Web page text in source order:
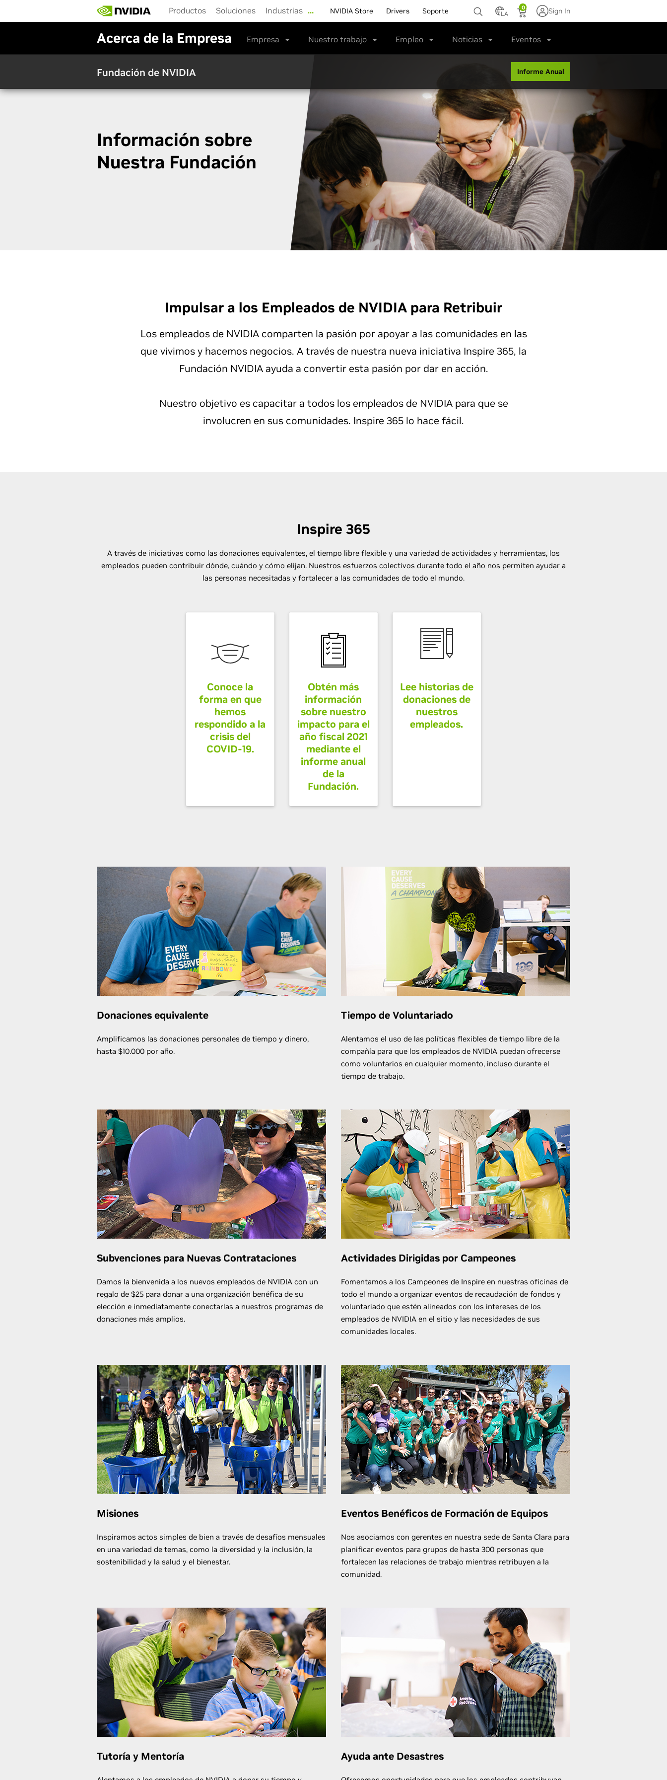
main
Productos Soluciones Industrias … NVIDIA Store Drivers Soporte LA
0 Sign In
Acerca de la Empresa Empresa Nuestro trabajo Empleo Noticias Eventos
Fundación de NVIDIA Informe Anual
Información sobre
Nuestra Fundación
Impulsar a los Empleados de NVIDIA para Retribuir
Los empleados de NVIDIA comparten la pasión por apoyar a las comunidades en las
que vivimos y hacemos negocios. A través de nuestra nueva iniciativa Inspire 365, la
Fundación NVIDIA ayuda a convertir esta pasión por dar en acción.
Nuestro objetivo es capacitar a todos los empleados de NVIDIA para que se
involucren en sus comunidades. Inspire 365 lo hace fácil.
Inspire 365
A través de iniciativas como las donaciones equivalentes, el tiempo libre flexible y una variedad de actividades y herramientas, los
empleados pueden contribuir dónde, cuándo y cómo elijan. Nuestros esfuerzos colectivos durante todo el año nos permiten ayudar a
las personas necesitadas y fortalecer a las comunidades de todo el mundo.
Conoce la
forma en que
hemos
respondido a la
crisis del
COVID-19.
Obtén más
información
sobre nuestro
impacto para el
año fiscal 2021
mediante el
informe anual
de la
Fundación.
Lee historias de
donaciones de
nuestros
empleados.
Donaciones equivalente
Amplificamos las donaciones personales de tiempo y dinero,
hasta $10.000 por año.
Tiempo de Voluntariado
Alentamos el uso de las políticas flexibles de tiempo libre de la
compañía para que los empleados de NVIDIA puedan ofrecerse
como voluntarios en cualquier momento, incluso durante el
tiempo de trabajo.
Subvenciones para Nuevas Contrataciones
Damos la bienvenida a los nuevos empleados de NVIDIA con un
regalo de $25 para donar a una organización benéfica de su
elección e inmediatamente conectarlas a nuestros programas de
donaciones más amplios.
Actividades Dirigidas por Campeones
Fomentamos a los Campeones de Inspire en nuestras oficinas de
todo el mundo a organizar eventos de recaudación de fondos y
voluntariado que estén alineados con los intereses de los
empleados de NVIDIA en el sitio y las necesidades de sus
comunidades locales.
Misiones
Inspiramos actos simples de bien a través de desafíos mensuales
en una variedad de temas, como la diversidad y la inclusión, la
sostenibilidad y la salud y el bienestar.
Eventos Benéficos de Formación de Equipos
Nos asociamos con gerentes en nuestra sede de Santa Clara para
planificar eventos para grupos de hasta 300 personas que
fortalecen las relaciones de trabajo mientras retribuyen a la
comunidad.
Tutoría y Mentoría Ayuda ante Desastres